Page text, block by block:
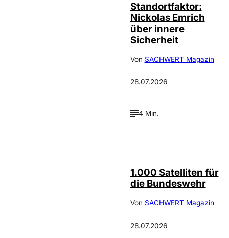
Standortfaktor:
Nickolas Emrich
über innere
Sicherheit
Von SACHWERT Magazin
28.07.2026
4 Min.
1.000 Satelliten für
die Bundeswehr
Von SACHWERT Magazin
28.07.2026